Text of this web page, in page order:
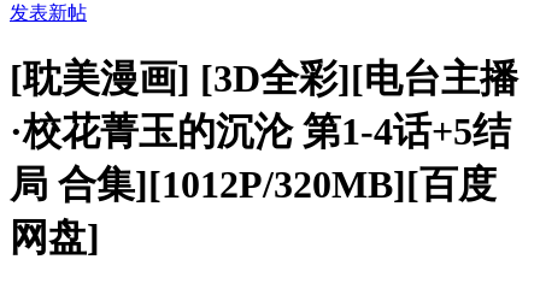
发表新帖
[耽美漫画] [3D全彩][电台主播
·校花菁玉的沉沦 第1-4话+5结
局 合集][1012P/320MB][百度
网盘]